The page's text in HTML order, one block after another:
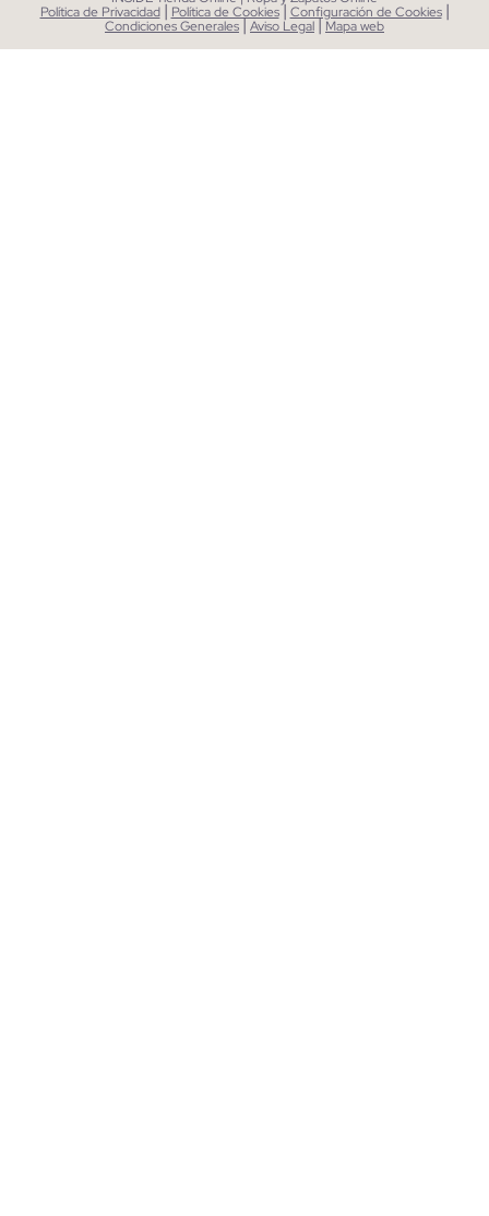
Política de Privacidad | Política de Cookies| Configuración de Cookies |
Condiciones Generales|Aviso Legal| Mapa web